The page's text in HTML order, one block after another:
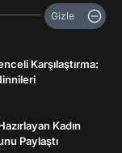
Gizle
Karşılaştırma:
Kadın
Paylaştı